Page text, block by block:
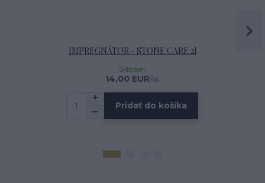
IMPREGNÁTOR - STONE CARE 2l
14,00 EUR/ks
Skladom
Pridať do košíka